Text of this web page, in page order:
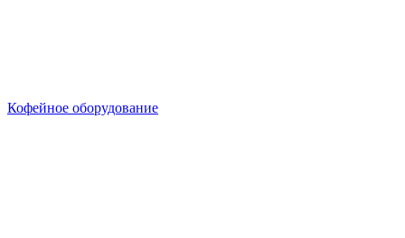
Кофейное оборудование